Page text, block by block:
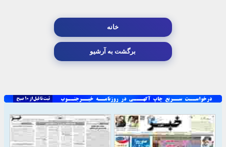
خانه
برگشت به آرشیو